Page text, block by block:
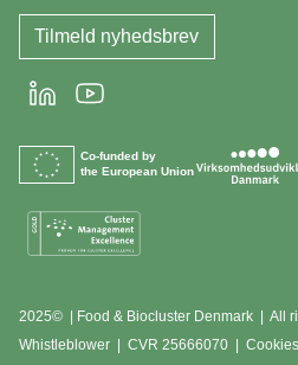
Tilmeld nyhedsbrev
LinkedInYoutube
Co-funded by
the European Union
2025© | Food & Biocluster Denmark | All
Whistleblower
CVR 25666070 | Cookies